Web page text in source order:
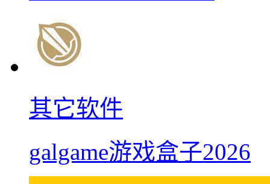
其它软件
galgame游戏盒子2026